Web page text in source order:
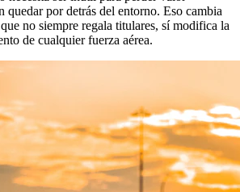
quedar por detrás del entorno. Eso cambia
no siempre regala titulares, sí modifica la
de cualquier fuerza aérea.